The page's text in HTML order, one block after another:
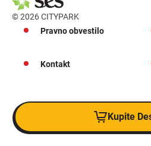
© 2026 CITYPARK
Pravno obvestilo
Kontakt
Kupite